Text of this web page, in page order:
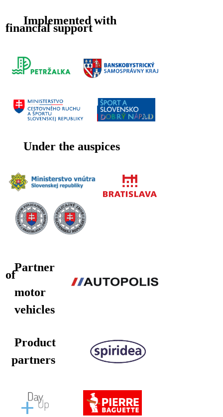
Implemented with
financial support
Under the auspices
Partner
of
motor
vehicles
Product
partners